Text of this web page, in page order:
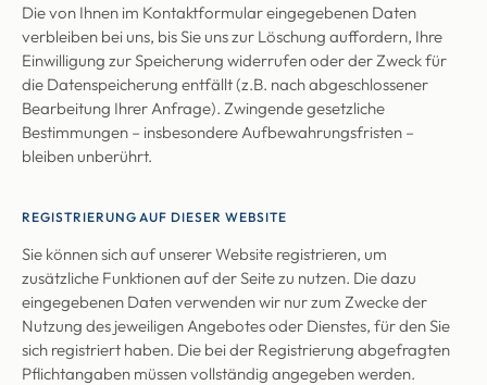
Die von Ihnen im Kontaktformular eingegebenen Daten
verbleiben bei uns, bis Sie uns zur Löschung auffordern, Ihre
Einwilligung zur Speicherung widerrufen oder der Zweck für
die Datenspeicherung entfällt (z.B. nach abgeschlossener
Bearbeitung Ihrer Anfrage). Zwingende gesetzliche
Bestimmungen – insbesondere Aufbewahrungsfristen –
bleiben unberührt.
REGISTRIERUNG AUF DIESER WEBSITE
Sie können sich auf unserer Website registrieren, um
zusätzliche Funktionen auf der Seite zu nutzen. Die dazu
eingegebenen Daten verwenden wir nur zum Zwecke der
Nutzung des jeweiligen Angebotes oder Dienstes, für den Sie
sich registriert haben. Die bei der Registrierung abgefragten
Pflichtangaben müssen vollständig angegeben werden.